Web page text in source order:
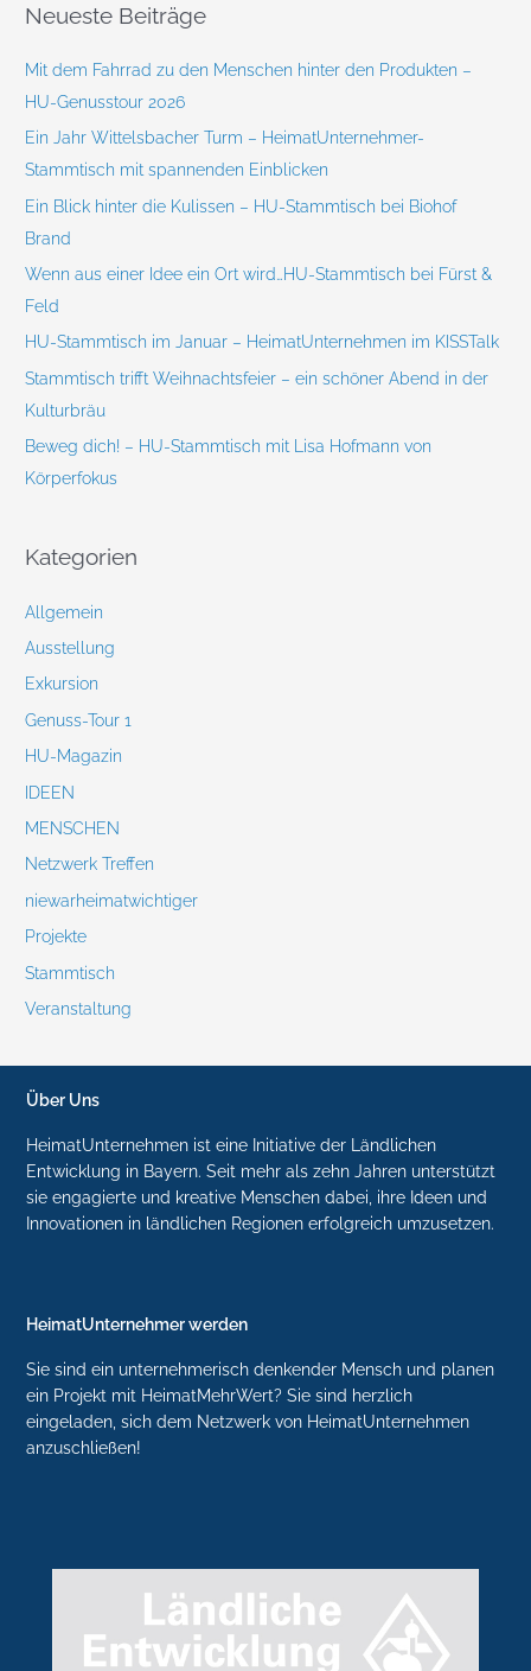
h
h
:
Neueste Beiträge
Mit dem Fahrrad zu den Menschen hinter den Produkten –
HU-Genusstour 2026
Ein Jahr Wittelsbacher Turm – HeimatUnternehmer-
Stammtisch mit spannenden Einblicken
Ein Blick hinter die Kulissen – HU-Stammtisch bei Biohof
Brand
Wenn aus einer Idee ein Ort wird…HU-Stammtisch bei Fürst &
Feld
HU-Stammtisch im Januar – HeimatUnternehmen im KISSTalk
Stammtisch trifft Weihnachtsfeier – ein schöner Abend in der
Kulturbräu
Beweg dich! – HU-Stammtisch mit Lisa Hofmann von
Körperfokus
Kategorien
Allgemein
Ausstellung
Exkursion
Genuss-Tour 1
HU-Magazin
IDEEN
MENSCHEN
Netzwerk Treffen
niewarheimatwichtiger
Projekte
Stammtisch
Veranstaltung
Über Uns
HeimatUnternehmen ist eine Initiative der Ländlichen
Entwicklung in Bayern. Seit mehr als zehn Jahren unterstützt
sie engagierte und kreative Menschen dabei, ihre Ideen und
Innovationen in ländlichen Regionen erfolgreich umzusetzen.
HeimatUnternehmer werden
Sie sind ein unternehmerisch denkender Mensch und planen
ein Projekt mit HeimatMehrWert? Sie sind herzlich
eingeladen, sich dem Netzwerk von HeimatUnternehmen
anzuschließen!